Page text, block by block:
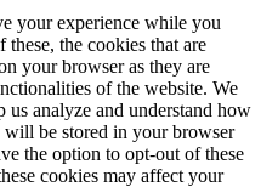
your experience while you
the cookies that are
your browser as they are
of the website. We
us analyze and understand how
will be stored in your browser
the option to opt-out of these
cookies may affect your